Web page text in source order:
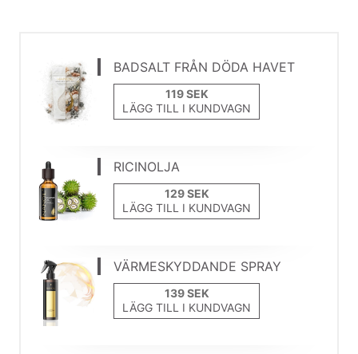
BADSALT FRÅN DÖDA HAVET
LÄGG TILL I KUNDVAGN
RICINOLJA
LÄGG TILL I KUNDVAGN
VÄRMESKYDDANDE SPRAY
LÄGG TILL I KUNDVAGN